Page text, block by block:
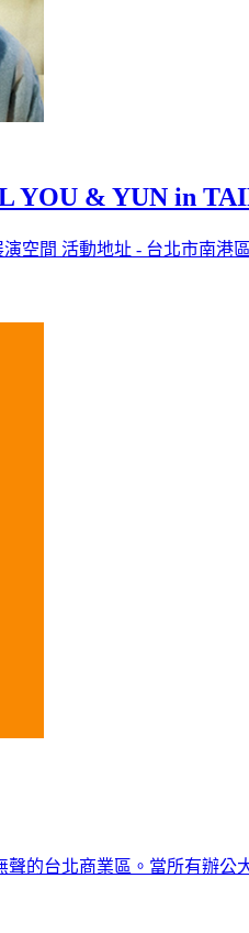
YOU & YUN in
空間 活動地址 - 台北市南港
的台北商業區。當所有辦公